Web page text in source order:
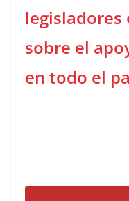
legisladores
sobre el
en todo el